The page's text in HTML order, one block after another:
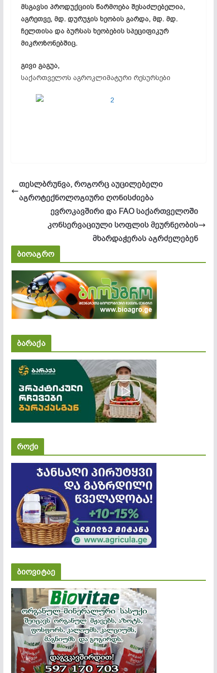
მსგავსი პროდუქციის წარმოება შესაძლებელია,
აგრეთვე, მდ. დურუჯის ხეობის გარდა, მდ. მდ.
ჩელთისა და ბურსას ხეობების სპეციფიკურ
მიკროზონებშიც.
გივი გაგუა,
საქართველოს აგროკლიმატური რესურსები
თესლბრუნვა, როგორც აუცილებელი
აგროტექნოლოგიური ღონისძიება
ევროკავშირი და FAO საქართველოში
კონსერვაციული სოფლის მეურნეობის
მხარდაჭერას აგრძელებენ
ბიოაგრო
ბარაქა
როქი
ბიოვიტაე